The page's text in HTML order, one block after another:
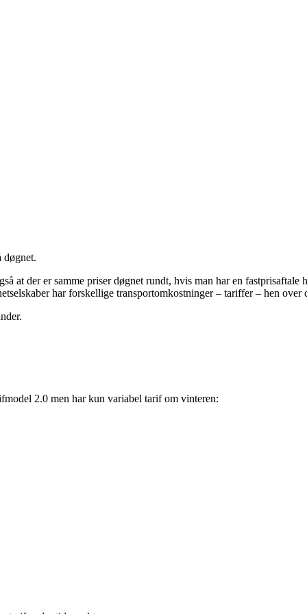
døgnet.
at der er samme priser døgnet rundt, hvis man har en
har forskellige transportomkostninger – tariffer – hen over
2.0 men har kun variabel tarif om vinteren: